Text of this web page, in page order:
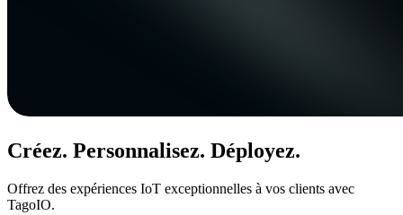
Créez. Personnalisez. Déployez.
Offrez des expériences IoT exceptionnelles à vos clients avec
TagoIO.